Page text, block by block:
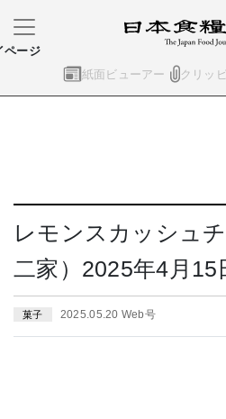
紙面ビューアー クリッ
ページ
レモンスカッシュ
二家）2025年4月15
菓子 2025.05.20 Web号